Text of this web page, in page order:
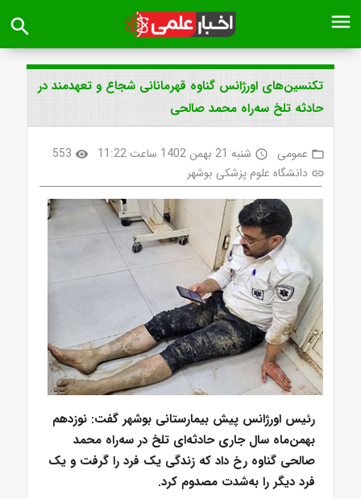
menu
search
تکنسین‌های اورژانس گناوه قهرمانانی شجاع و تعهدمند در
حادثه تلخ سه‌راه محمد صالحی
folder_open عمومی access_time شنبه 21 بهمن 1402 ساعت 11:22 visibility
553
link دانشگاه علوم پزشکی بوشهر
رئیس اورژانس پیش بیمارستانی بوشهر گفت: نوزدهم
بهمن‌ماه سال جاری حادثه‌ای تلخ در سه‌راه محمد
صالحی گناوه رخ داد که زندگی یک فرد را گرفت و یک
فرد دیگر را به‌شدت مصدوم کرد.